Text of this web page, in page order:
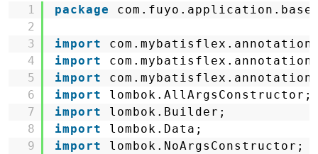
1
2
3
4
5
6
7
8
9
package
import
import
import
import
lombok.AllArgsConstructor;
import
lombok.Builder;
import
lombok.Data;
import
lombok.NoArgsConstructor;